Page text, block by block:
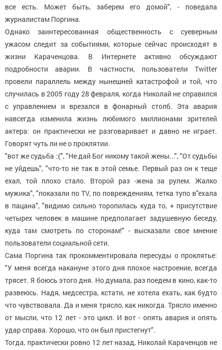
все есть. Может быть, заберем его домой", - поведала
журналистам Поргина.
Однако заинтересованная общественность с суеверным
ужасом следит за событиями, которые сейчас происходят в
жизни Караченцова. В Интернете активно обсуждают
подробности аварии. В частности, пользователи Twitter
провели параллель между нынешней катастрофой и той, что
случилась в 2005 году 28 февраля, когда Николай не справился
с управлением и врезался в фонарный столб. Эта авария
навсегда изменила жизнь любимого миллионами зрителей
актера: он практически не разговаривает и давно не играет.
Говорят чуть ли не о проклятии.
"вот же судьба :(", "Не дай Бог никому такой жены...", "От судьбы
не уйдешь", "что-то не так в этой семье. Первый раз он к теще
ехал, той плохо стало. Второй раз -жена за рулем. Жалко
мужика", "показали по TV, по повреждениям, тетка тупо в''ехала
в пацана", "видимо сильно торопилась куда то, + присутствие
четырех человек в машине предполагает задушевную беседу,
куда там смотреть по сторонам!" - высказали свое мнение
пользователи социальной сети.
Сама Поргина так прокомментировала пересуды о проклятье:
"У меня всегда накануне этого дня плохое настроение, всегда
трясет. Я боюсь этого дня. Но думала, раз поедем в кино, как-то
развеюсь. Надя, медсестра, кстати, не хотела ехать, как будто
что чувствовала. Да и меня трясло, как никогда. Трясло именно
от мысли, что 12 лет - это цикл. И вот - опять авария и опять
удар справа. Хорошо, что он был пристегнут".
Тогда, практически ровно 12 лет назад, Николай Караченцов не